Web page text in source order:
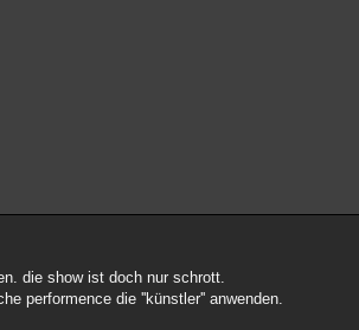
die show ist doch nur schrott.
performence die ''künstler'' anwenden.